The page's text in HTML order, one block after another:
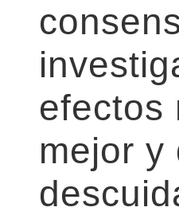
efectos
mejor y